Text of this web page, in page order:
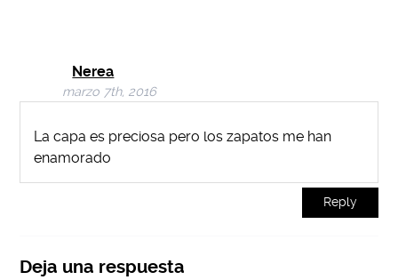
Nerea
marzo 7th, 2016
La capa es preciosa pero los zapatos me han
enamorado
Reply
Deja una respuesta